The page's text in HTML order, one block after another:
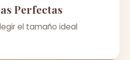
Perfectas
el tamaño ideal